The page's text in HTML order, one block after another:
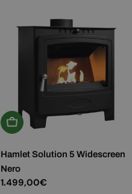
Aggiungi Al Carrello
Hamlet Solution 5 Widescreen
Nero
Prezzo
1.499,00€